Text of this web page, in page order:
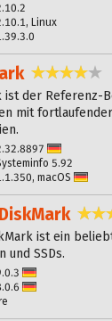
Linux
3,9
ist der Referenz-
mit
5.92
macOS
ist ein
und SSDs.